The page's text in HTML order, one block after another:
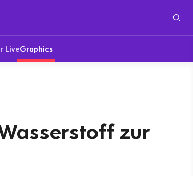
LiveGraphics
zur